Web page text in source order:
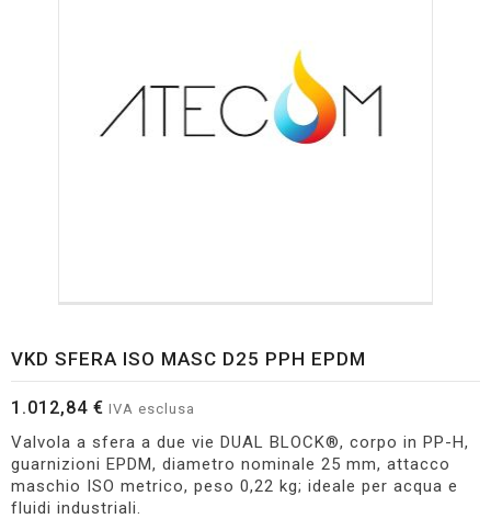
VKD SFERA ISO MASC D25 PPH EPDM
1.012,84 € IVA esclusa
Valvola a sfera a due vie DUAL BLOCK®, corpo in PP-H,
guarnizioni EPDM, diametro nominale 25 mm, attacco
maschio ISO metrico, peso 0,22 kg; ideale per acqua e
fluidi industriali.